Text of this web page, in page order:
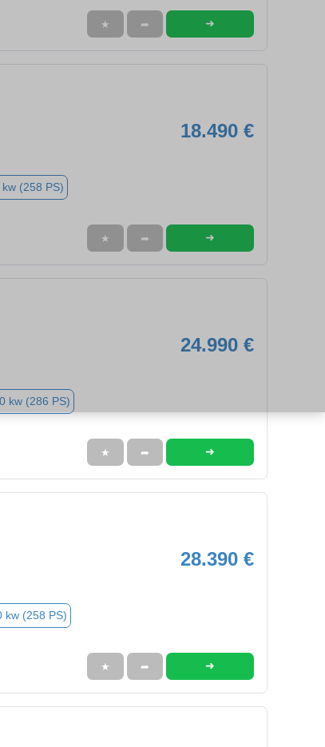
★ ➦ ➜
18.490 €
kw (258 PS)
★ ➦ ➜
24.990 €
kw (286 PS)
★ ➦ ➜
28.390 €
kw (258 PS)
★ ➦ ➜